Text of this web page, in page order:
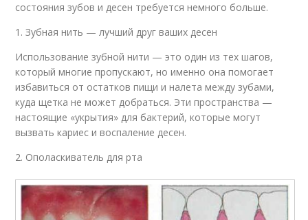
состояния зубов и десен требуется немного больше.
1. Зубная нить — лучший друг ваших десен
Использование зубной нити — это один из тех шагов,
который многие пропускают, но именно она помогает
избавиться от остатков пищи и налета между зубами,
куда щетка не может добраться. Эти пространства —
настоящие «укрытия» для бактерий, которые могут
вызвать кариес и воспаление десен.
2. Ополаскиватель для рта